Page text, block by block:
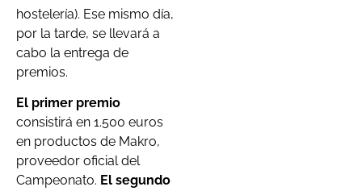
hostelería). Ese mismo día,
por la tarde, se llevará a
cabo la entrega de
premios.
El primer premio
consistirá en 1.500 euros
en productos de Makro,
proveedor oficial del
Campeonato. El segundo